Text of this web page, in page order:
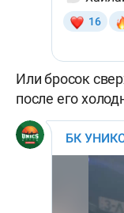
Или бросок
после его